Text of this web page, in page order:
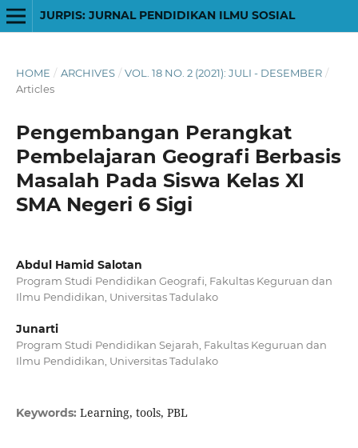
JURPIS: JURNAL PENDIDIKAN ILMU SOSIAL
HOME / ARCHIVES / VOL. 18 NO. 2 (2021): JULI - DESEMBER /
Articles
Pengembangan Perangkat
Pembelajaran Geografi Berbasis
Masalah Pada Siswa Kelas XI
SMA Negeri 6 Sigi
Abdul Hamid Salotan
Program Studi Pendidikan Geografi, Fakultas Keguruan dan
Ilmu Pendidikan, Universitas Tadulako
Junarti
Program Studi Pendidikan Sejarah, Fakultas Keguruan dan
Ilmu Pendidikan, Universitas Tadulako
Keywords: Learning, tools, PBL